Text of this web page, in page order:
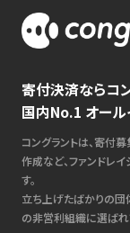
寄付決済ならコ
国内No.1 オール
コングラントは、寄付
作成など、ファンドレ
す。
立ち上げたばかりの
の非営利組織に選ばれ